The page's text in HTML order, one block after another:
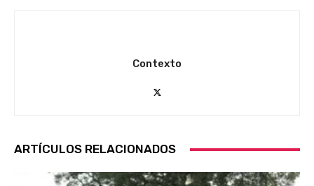
Contexto
ARTÍCULOS RELACIONADOS